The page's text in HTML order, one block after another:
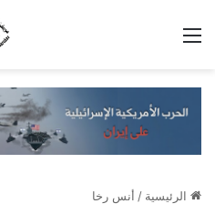
الرئيسية / أنس رخا